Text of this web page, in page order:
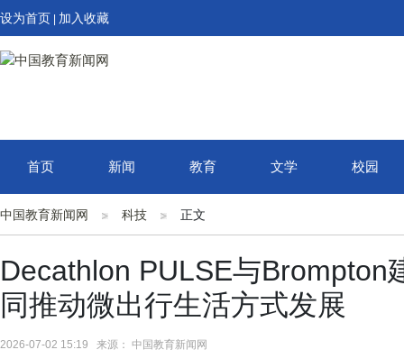
设为首页 加入收藏
首页 新闻 教育 文学 校园
中国教育新闻网 科技 正文
Decathlon PULSE与Brompton
同推动微出行生活方式发展
2026-07-02 15:19 来源： 中国教育新闻网